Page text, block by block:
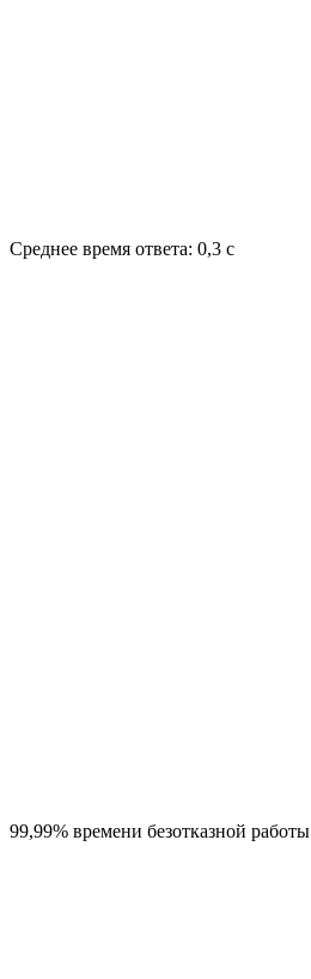
Среднее время ответа: 0,3 с
99,99% времени безотказной работы